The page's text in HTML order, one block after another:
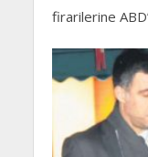
firarilerine